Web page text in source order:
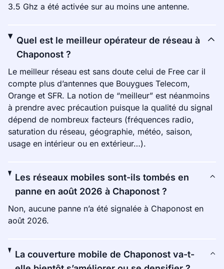
3.5 Ghz a été activée sur au moins une antenne.
Quel est le meilleur opérateur de réseau à
Chaponost ?
Le meilleur réseau est sans doute celui de Free car il
compte plus d’antennes que Bouygues Telecom,
Orange et SFR. La notion de “meilleur” est néanmoins
à prendre avec précaution puisque la qualité du signal
dépend de nombreux facteurs (fréquences radio,
saturation du réseau, géographie, météo, saison,
usage en intérieur ou en extérieur…).
Les réseaux mobiles sont-ils tombés en
panne en août 2026 à Chaponost ?
Non, aucune panne n’a été signalée à Chaponost en
août 2026.
La couverture mobile de Chaponost va-t-